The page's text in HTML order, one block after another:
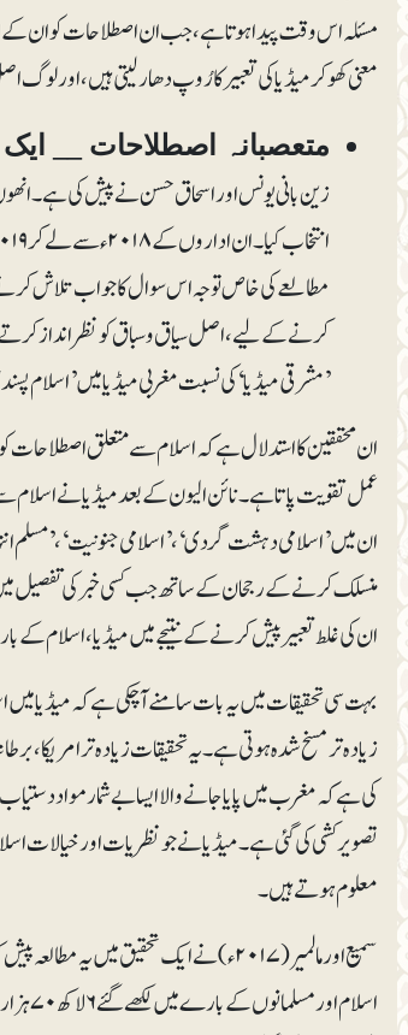
مسئلہ اس وقت پیدا ہوتا ہے، جب ان اصطلاحات کو ان
معنی کھو کر میڈیا کی تعبیر کا رُوپ دھار لیتی ہیں، اور
متعصبانہ اصطلاحات __
زین بانی یونس اور اسحاق حسن نے پیش کی ہے۔
مطالعے کی خاص توجہ اس سوال کا جواب تلاش
کرنے کے لیے ، اصل سیاق و سباق کو نظر انداز
’مشرقی میڈیا‘ کی نسبت مغربی میڈیا میں ’اسلام
ان محققین کا استدلال ہے کہ اسلام سے متعلق
عمل تقویت پاتا ہے۔ نائن الیون کے بعد میڈیا نے
ان میں ’اسلامی دہشت گردی‘، ’اسلامی جنونیت‘، ’مسلم
منسلک کرنے کے رجحان کے ساتھ جب کسی خبر کی تفصیل
ان کی غلط تعبیر پیش کرنے کے نتیجے میں میڈیا، اسلام
بہت سی تحقیقات میں یہ بات سامنے آ چکی ہے کہ میڈیا
کی ہے کہ مغرب میں پایا جانے والا ایسا بے شمار مواد
تصویر کشی کی گئی ہے۔ میڈیا نے جو نظریات اور خیالات
معلوم ہوتے ہیں۔